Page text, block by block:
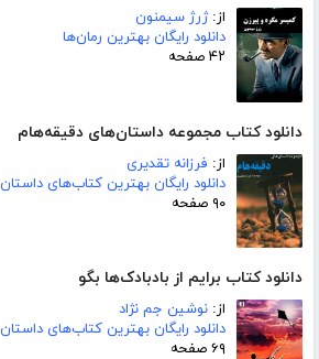
از:ژرژ سیمنون
دانلود رایگان بهترین رمان‌ها
۴۲ صفحه
دانلود کتاب مجموعه داستان‌های دقیقه‌هام
از: فرزانه تقدیری
دانلود رایگان بهترین کتاب‌های داستان
۹۰ صفحه
دانلود کتاب برایم از بادبادک‌ها بگو
از: نوشین جم نژاد
دانلود رایگان بهترین کتاب‌های داستان
۶۹ صفحه